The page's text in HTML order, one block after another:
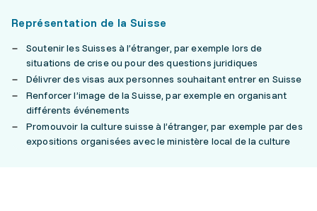
Représentation de la Suisse
Soutenir les Suisses à l’étranger, par exemple lors de
situations de crise ou pour des questions juridiques
Délivrer des visas aux personnes souhaitant entrer en Suisse
Renforcer l’image de la Suisse, par exemple en organisant
différents événements
Promouvoir la culture suisse à l’étranger, par exemple par des
expositions organisées avec le ministère local de la culture